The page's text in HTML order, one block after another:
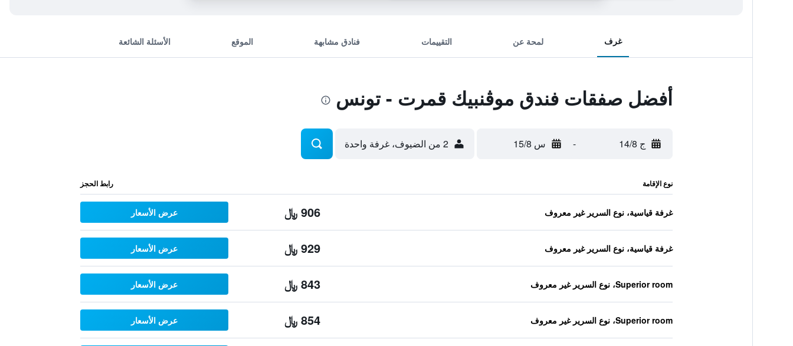
غرف لمحة عن التقييمات فنادق مشابهة الموقع الأسئلة الشائعة
أفضل صفقات فندق موڤنبيك قمرت - تونس
ج 14/8 - س 15/8 2 من الضيوف، غرفة واحدة
نوع الإقامة رابط الحجز
غرفة قياسية، نوع السرير غير معروف 906 ﷼ عرض الأسعار
غرفة قياسية، نوع السرير غير معروف 929 ﷼ عرض الأسعار
Superior room، نوع السرير غير معروف 843 ﷼ عرض الأسعار
Superior room، نوع السرير غير معروف 854 ﷼ عرض الأسعار